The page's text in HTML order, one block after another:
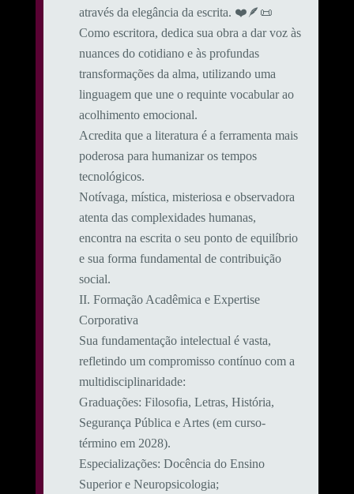
através da elegância da escrita. ❤️🪶📜
Como escritora, dedica sua obra a dar voz às
nuances do cotidiano e às profundas
transformações da alma, utilizando uma
linguagem que une o requinte vocabular ao
acolhimento emocional.
​Acredita que a literatura é a ferramenta mais
poderosa para humanizar os tempos
tecnológicos.
Notívaga, mística, misteriosa e observadora
atenta das complexidades humanas,
encontra na escrita o seu ponto de equilíbrio
e sua forma fundamental de contribuição
social.
​II. Formação Acadêmica e Expertise
Corporativa
​Sua fundamentação intelectual é vasta,
refletindo um compromisso contínuo com a
multidisciplinaridade:
​Graduações: Filosofia, Letras, História,
Segurança Pública e Artes (em curso-
término em 2028).
​Especializações: Docência do Ensino
Superior e Neuropsicologia;